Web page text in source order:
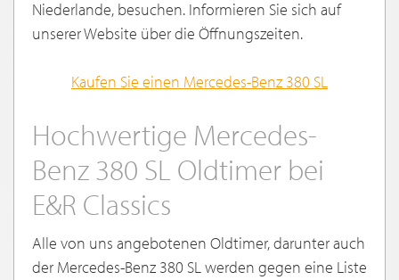
Niederlande, besuchen. Informieren Sie sich auf
unserer Website über die Öffnungszeiten.
Kaufen Sie einen Mercedes-Benz 380 SL
Hochwertige Mercedes-
Benz 380 SL Oldtimer bei
E&R Classics
Alle von uns angebotenen Oldtimer, darunter auch
der Mercedes-Benz 380 SL werden gegen eine Liste